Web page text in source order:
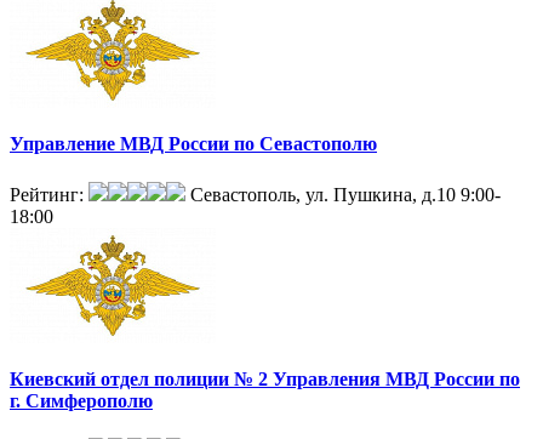
Управление МВД России по Севастополю
Рейтинг: Севастополь, ул. Пушкина, д.10 9:00-
18:00
Киевский отдел полиции № 2 Управления МВД России по
г. Симферополю